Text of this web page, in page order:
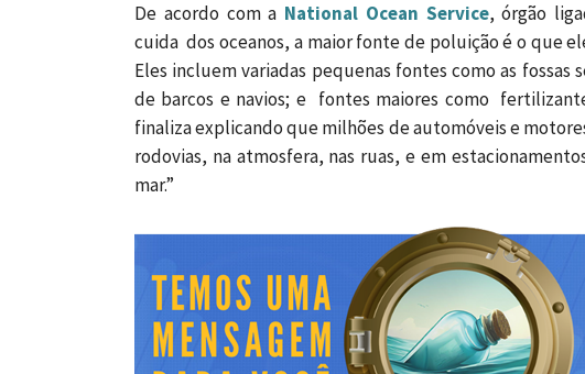
De acordo com a National Ocean Service, órgão
cuida dos oceanos, a maior fonte de poluição é o que
Eles incluem variadas pequenas fontes como as
de barcos e navios; e fontes maiores como
finaliza explicando que milhões de automóveis e
rodovias, na atmosfera, nas ruas, e em
mar.”